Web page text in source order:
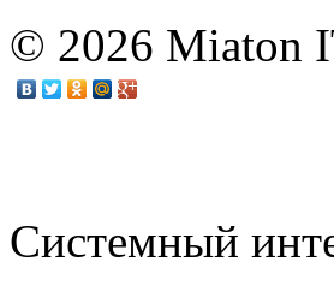
© 2026 Miaton
Системный